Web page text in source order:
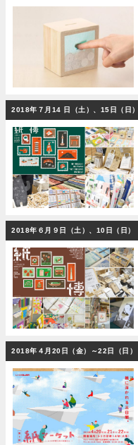
2018年７月14 日（土）、15日（日）
2018年６月９日（土）、10日（日）
2018年４月20日（金）～22日（日）